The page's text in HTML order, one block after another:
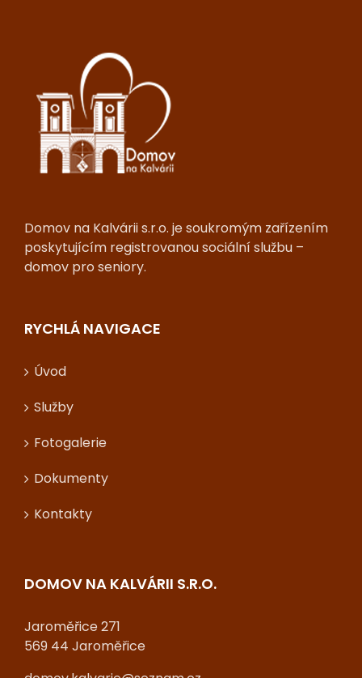
Domov na Kalvárii s.r.o. je soukromým zařízením
poskytujícím registrovanou sociální službu –
domov pro seniory.
RYCHLÁ NAVIGACE
Úvod
Služby
Fotogalerie
Dokumenty
Kontakty
DOMOV NA KALVÁRII S.R.O.
Jaroměřice 271
569 44 Jaroměřice